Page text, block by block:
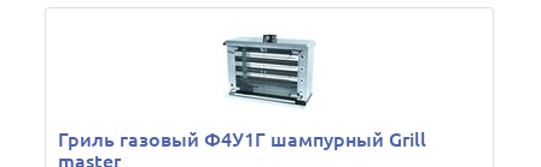
Гриль газовый Ф4У1Г шампурный Grill
master